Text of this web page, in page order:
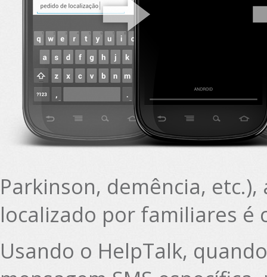
Parkinson, demência,
localizado por familiares é
Usando o HelpTalk,